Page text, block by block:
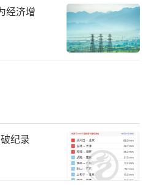
经济增
纪录